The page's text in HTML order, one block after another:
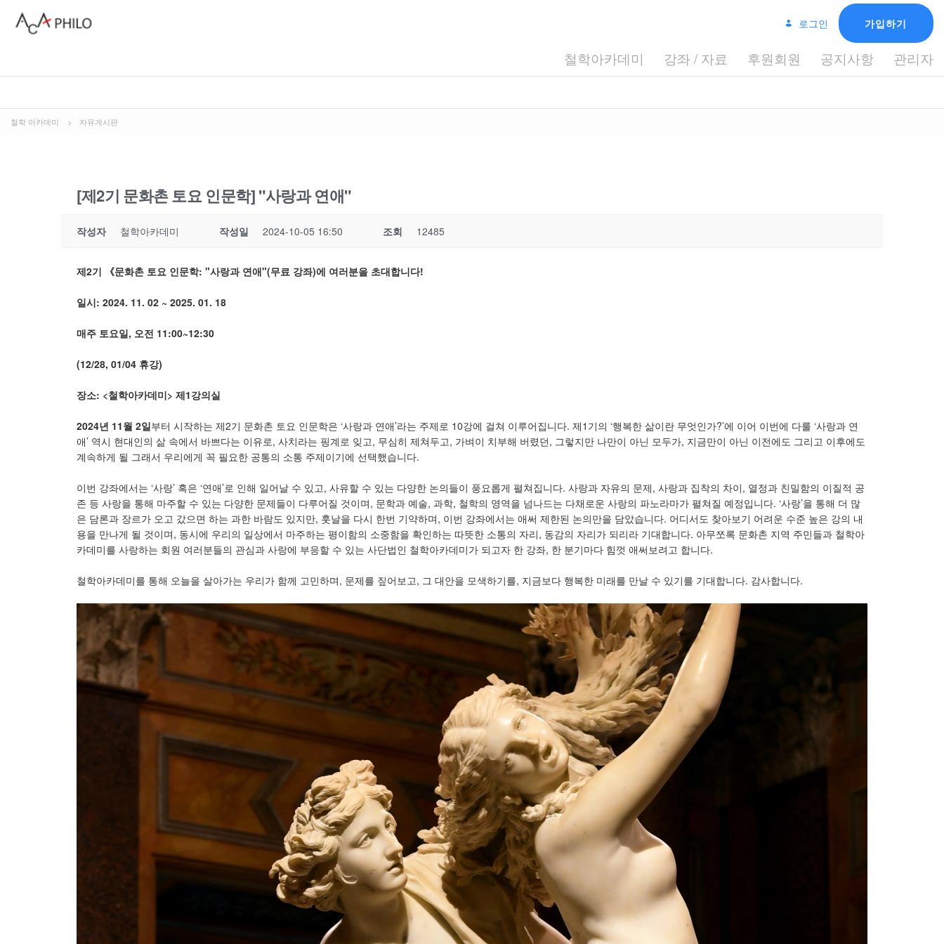
로그인 가입하기
철학아카데미 강좌 / 자료 후원회원 공지사항 관리자
철학 아카데미 > 자유게시판
[제2기 문화촌 토요 인문학] "사랑과 연애"
작성자 철학아카데미 작성일 2024-10-05 16:50 조회 12485
제2기 《문화촌 토요 인문학: "사랑과 연애"(무료 강좌)에 여러분을 초대합니다!
일시: 2024. 11. 02 ~ 2025. 01. 18
매주 토요일, 오전 11:00~12:30
(12/28, 01/04 휴강)
장소: <철학아카데미> 제1강의실
2024년 11월 2일부터 시작하는 제2기 문화촌 토요 인문학은 ‘사랑과 연애’라는 주제로 10강에 걸쳐 이루어집니다. 제1기의 ‘행복한 삶이란 무엇인가?’에 이어 이번에 다룰 ‘사랑과 연
애’ 역시 현대인의 삶 속에서 바쁘다는 이유로, 사치라는 핑계로 잊고, 무심히 제쳐두고, 가벼이 치부해 버렸던, 그렇지만 나만이 아닌 모두가, 지금만이 아닌 이전에도 그리고 이후에도
계속하게 될 그래서 우리에게 꼭 필요한 공통의 소통 주제이기에 선택했습니다.
이번 강좌에서는 ‘사랑’ 혹은 ‘연애’로 인해 일어날 수 있고, 사유할 수 있는 다양한 논의들이 풍요롭게 펼쳐집니다. 사랑과 자유의 문제, 사랑과 집착의 차이, 열정과 친밀함의 이질적 공
존 등 사랑을 통해 마주할 수 있는 다양한 문제들이 다루어질 것이며, 문학과 예술, 과학, 철학의 영역을 넘나드는 다채로운 사랑의 파노라마가 펼쳐질 예정입니다. ‘사랑’을 통해 더 많
은 담론과 장르가 오고 갔으면 하는 과한 바람도 있지만, 훗날을 다시 한번 기약하며, 이번 강좌에서는 애써 제한된 논의만을 담았습니다. 어디서도 찾아보기 어려운 수준 높은 강의 내
용을 만나게 될 것이며, 동시에 우리의 일상에서 마주하는 평이함의 소중함을 확인하는 따뜻한 소통의 자리, 동감의 자리가 되리라 기대합니다. 아무쪼록 문화촌 지역 주민들과 철학아
카데미를 사랑하는 회원 여러분들의 관심과 사랑에 부응할 수 있는 사단법인 철학아카데미가 되고자 한 강좌, 한 분기마다 힘껏 애써보려고 합니다.
철학아카데미를 통해 오늘을 살아가는 우리가 함께 고민하며, 문제를 짚어보고, 그 대안을 모색하기를, 지금보다 행복한 미래를 만날 수 있기를 기대합니다. 감사합니다.